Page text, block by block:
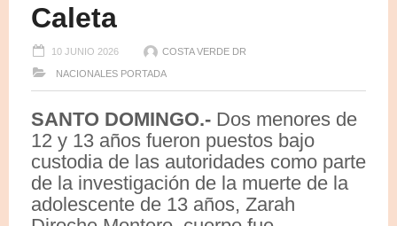
Caleta
10 JUNIO 2026 COSTA VERDE DR
NACIONALES PORTADA
SANTO DOMINGO.- Dos menores de
12 y 13 años fueron puestos bajo
custodia de las autoridades como parte
de la investigación de la muerte de la
adolescente de 13 años, Zarah